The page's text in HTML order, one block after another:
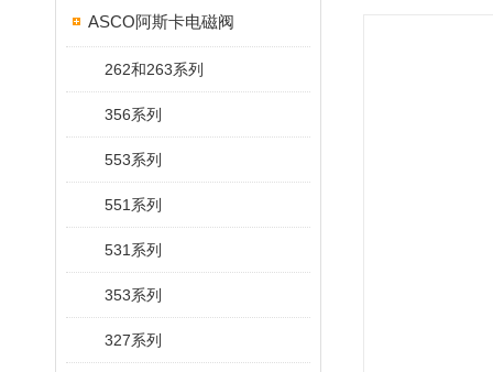
ASCO阿斯卡电磁阀
262和263系列
356系列
553系列
551系列
531系列
353系列
327系列